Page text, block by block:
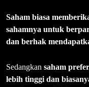
Saham biasa
sahamnya untuk
dan berhak
Sedangkan saham
lebih tinggi dan